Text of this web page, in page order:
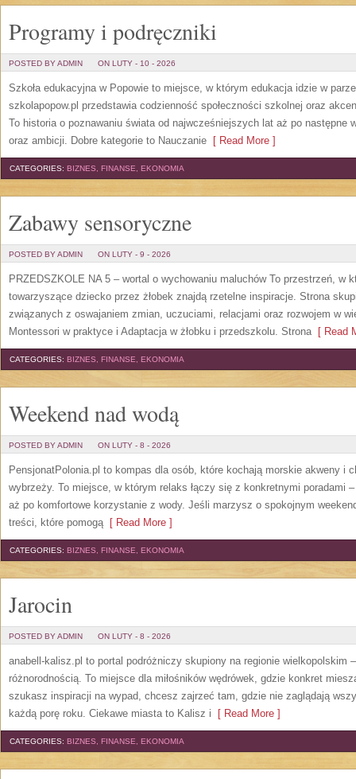
Programy i podręczniki
POSTED BY ADMIN ON LUTY - 10 - 2026
Szkoła edukacyjna w Popowie to miejsce, w którym edukacja idzie w
szkolapopow.pl przedstawia codzienność społeczności szkolnej oraz
To historia o poznawaniu świata od najwcześniejszych lat aż po następne
oraz ambicji. Dobre kategorie to Nauczanie [ Read More ]
CATEGORIES: BIZNES, FINANSE, EKONOMIA
Zabawy sensoryczne
POSTED BY ADMIN ON LUTY - 9 - 2026
PRZEDSZKOLE NA 5 – wortal o wychowaniu maluchów To przestrzeń, w
towarzyszące dziecko przez żłobek znajdą rzetelne inspiracje. Strona
związanych z oswajaniem zmian, uczuciami, relacjami oraz rozwojem w
Montessori w praktyce i Adaptacja w żłobku i przedszkolu. Strona[ Read
CATEGORIES: BIZNES, FINANSE, EKONOMIA
Weekend nad wodą
POSTED BY ADMIN ON LUTY - 8 - 2026
PensjonatPolonia.pl to kompas dla osób, które kochają morskie akweny i
wybrzeży. To miejsce, w którym relaks łączy się z konkretnymi poradami
aż po komfortowe korzystanie z wody. Jeśli marzysz o spokojnym
treści, które pomogą[ Read More ]
CATEGORIES: BIZNES, FINANSE, EKONOMIA
Jarocin
POSTED BY ADMIN ON LUTY - 8 - 2026
anabell-kalisz.pl to portal podróżniczy skupiony na regionie wielkopolskim
różnorodnością. To miejsce dla miłośników wędrówek, gdzie konkret
szukasz inspiracji na wypad, chcesz zajrzeć tam, gdzie nie zaglądają
każdą porę roku. Ciekawe miasta to Kalisz i [ Read More ]
CATEGORIES: BIZNES, FINANSE, EKONOMIA